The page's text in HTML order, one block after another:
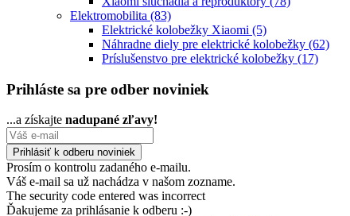
Elektromobilita (83)
Elektrické kolobežky Xiaomi (5)
Náhradne diely pre elektrické kolobežky (62)
Príslušenstvo pre elektrické kolobežky (17)
Prihláste sa pre odber noviniek
...a získajte nadupané zľavy!
Prosím o kontrolu zadaného e-mailu.
Váš e-mail sa už nachádza v našom zozname.
The security code entered was incorrect
Ďakujeme za prihlásanie k odberu :-)